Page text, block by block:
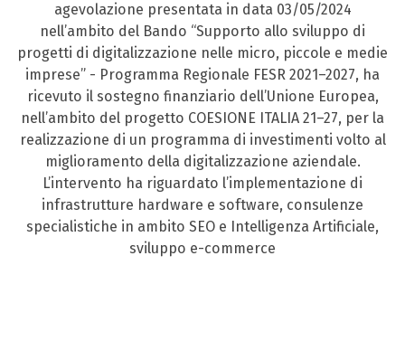
agevolazione presentata in data 03/05/2024
nell’ambito del Bando “Supporto allo sviluppo di
progetti di digitalizzazione nelle micro, piccole e medie
imprese” - Programma Regionale FESR 2021–2027, ha
ricevuto il sostegno finanziario dell’Unione Europea,
nell’ambito del progetto COESIONE ITALIA 21–27, per la
realizzazione di un programma di investimenti volto al
miglioramento della digitalizzazione aziendale.
L’intervento ha riguardato l’implementazione di
infrastrutture hardware e software, consulenze
specialistiche in ambito SEO e Intelligenza Artificiale,
sviluppo e-commerce